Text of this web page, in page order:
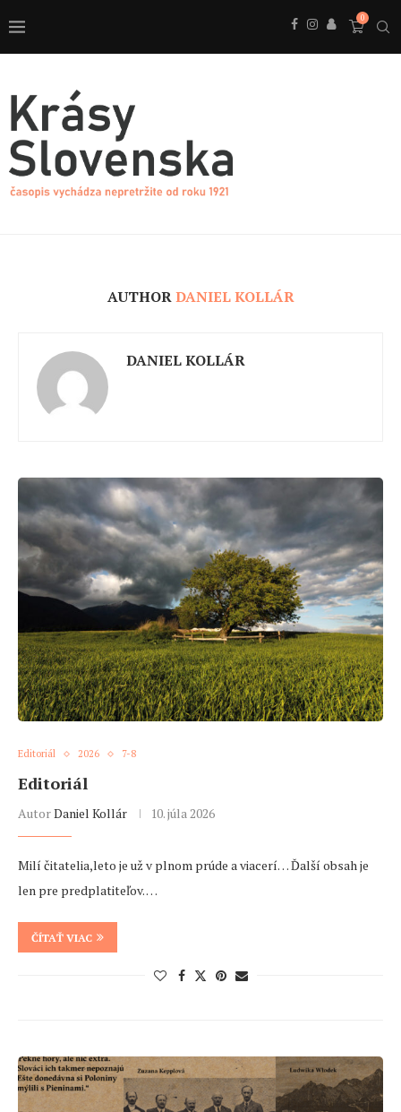
0
AUTHORDANIEL KOLLÁR
DANIEL KOLLÁR
Editoriál 2026 7-8
Editoriál
AutorDaniel Kollár 10. júla 2026
Milí čitatelia,leto je už v plnom prúde a viacerí… Ďalší obsah je
len pre predplatiteľov. …
ČÍTAŤ VIAC